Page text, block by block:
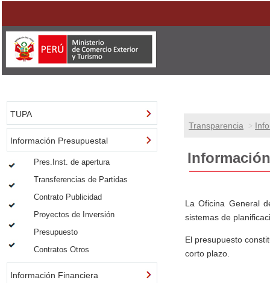
TUPA
Información Presupuestal
Pres.Inst. de apertura
Transferencias de Partidas
Contrato Publicidad
Proyectos de Inversión
Presupuesto
Contratos Otros
Información Financiera
Transparencia >
La Oficina General
sistemas de
El presupuesto
corto plazo.